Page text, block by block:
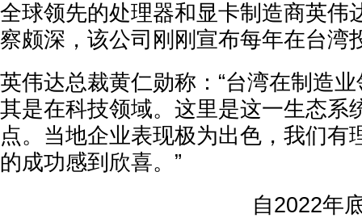
全球领先的处理器和显卡制造商英伟
察颇深，该公司刚刚宣布每年在台湾
英伟达总裁黄仁勋称：“台湾在制造
其是在科技领域。这里是这一生态系
点。当地企业表现极为出色，我们有
的成功感到欣喜。”
自2022年